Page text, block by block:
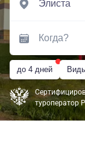
до 4 дней
туроператор